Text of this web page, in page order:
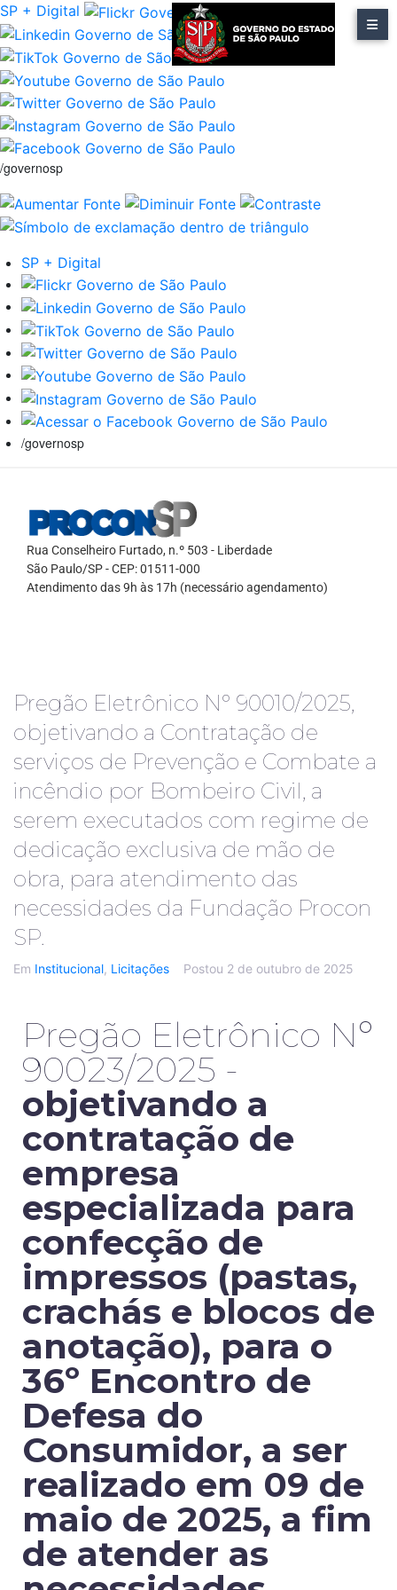
SP + Digital
/governosp
SP + Digital
/governosp
Rua Conselheiro Furtado, n.º 503 - Liberdade
São Paulo/SP - CEP: 01511-000
Atendimento das 9h às 17h (necessário agendamento)
Pregão Eletrônico Nº 90010/2025,
objetivando a Contratação de
serviços de Prevenção e Combate a
incêndio por Bombeiro Civil, a
serem executados com regime de
dedicação exclusiva de mão de
obra, para atendimento das
necessidades da Fundação Procon
SP.
Em Institucional, Licitações Postou 2 de outubro de 2025
Pregão Eletrônico Nº
90023/2025 -
objetivando a
contratação de
empresa
especializada para
confecção de
impressos (pastas,
crachás e blocos de
anotação), para o
36º Encontro de
Defesa do
Consumidor, a ser
realizado em 09 de
maio de 2025, a fim
de atender as